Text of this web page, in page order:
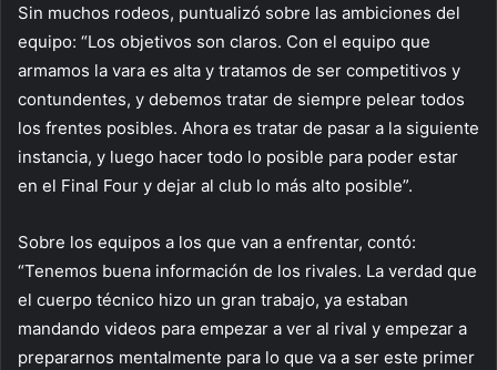
Sin muchos rodeos, puntualizó sobre las ambiciones del
equipo: “Los objetivos son claros. Con el equipo que
armamos la vara es alta y tratamos de ser competitivos y
contundentes, y debemos tratar de siempre pelear todos
los frentes posibles. Ahora es tratar de pasar a la siguiente
instancia, y luego hacer todo lo posible para poder estar
en el Final Four y dejar al club lo más alto posible”.
Sobre los equipos a los que van a enfrentar, contó:
“Tenemos buena información de los rivales. La verdad que
el cuerpo técnico hizo un gran trabajo, ya estaban
mandando videos para empezar a ver al rival y empezar a
prepararnos mentalmente para lo que va a ser este primer